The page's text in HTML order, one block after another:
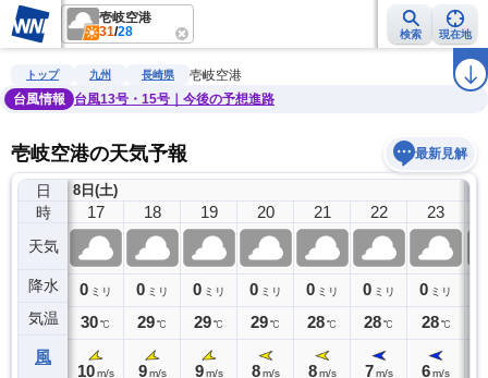
壱岐空港
31/28 検索 現在地
雨雲レーダー 台風情報 地震情報 ラ
トップ 九州 長崎県
壱岐空港
台風情報
台風13号・15号｜今後の予想進路
壱岐空港の天気予報 最新見解
日
時
天気
降水
気温
風
8日(土)
16
0ミリ
30℃
10
17
0 ミリ
30℃
10 m/s
18
0 ミリ
29℃
9 m/s
19
0 ミリ
29℃
9 m/s
20
0 ミリ
29℃
8 m/s
21
0 ミリ
28℃
8 m/s
22
0 ミリ
28℃
7 m/s
23
0 ミリ
28 ℃
6m/s